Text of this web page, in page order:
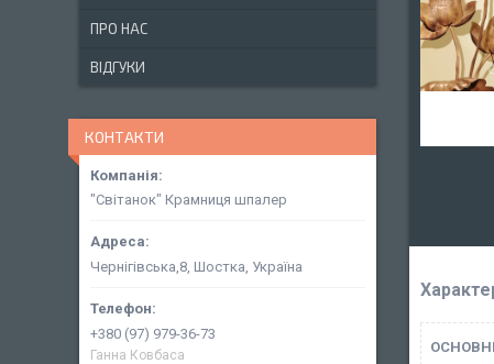
ОСНОВНІ
ПРО НАС
ВІДГУКИ
КОНТАКТИ
"Світанок" Крамниця шпалер
Чернігівська,8, Шостка, Україна
+380 (97) 979-36-73
Ганна Ковбаса